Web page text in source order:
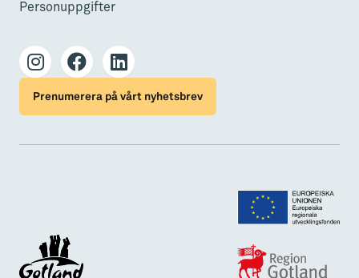
Personuppgifter
Prenumerera på vårt nyhetsbrev